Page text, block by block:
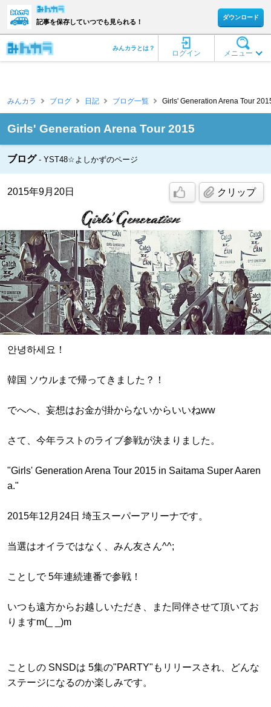
記事を保存していつでも見られる！
ダウンロード
メニュー
ログイン
みんカラとは？
みんカラ ブログ 日記 ブログ一覧 Girls' Generation Arena Tour
Girls' Generation Arena Tour 2015
ブログ YST48☆よしかずのページ
2015年9月20日 クリップ
안녕하세요！
韓国 ソウルまで帰ってきました？！
でへへ、妄想はお金が掛からないからいいねww
さて、今年ラストのライブ参戦が決まりました。
"Girls' Generation Arena Tour 2015 in Saitama Super Aaren
a."
2015年12月24日 埼玉スーパーアリーナです。
当選はオイラではなく、みん友さん^^;
ことしで 5年連続連番で参戦！
いつも遠方からお越しいただき、また同伴させて頂いてお
りますm(_ _)m
ことしの SNSDは 5集の"PARTY"もリリースされ、どんな
ステージになるのか楽しみです。